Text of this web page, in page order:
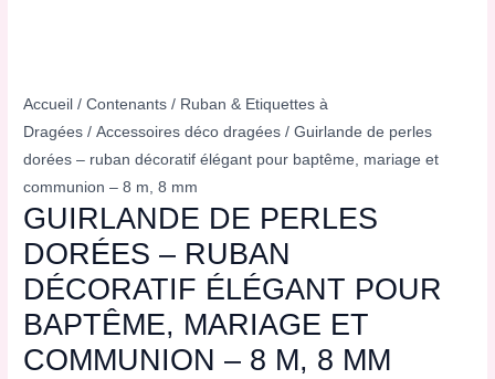
Accueil /Contenants / Ruban & Etiquettes à
Dragées /Accessoires déco dragées / Guirlande de perles
dorées – ruban décoratif élégant pour baptême, mariage et
communion – 8 m, 8 mm
GUIRLANDE DE PERLES
DORÉES – RUBAN
DÉCORATIF ÉLÉGANT POUR
BAPTÊME, MARIAGE ET
COMMUNION – 8 M, 8 MM